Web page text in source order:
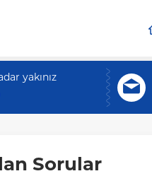
yakınız
Sorular